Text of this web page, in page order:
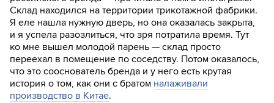
Склад находился на территории трикотажной фабрики.
Я еле нашла нужную дверь, но она оказалась закрыта,
и я успела разозлиться, что зря потратила время. Тут
ко мне вышел молодой парень — склад просто
переехал в помещение по соседству. Потом оказалось,
что это сооснователь бренда и у него есть крутая
история о том, как они с братом налаживали
производство в Китае.